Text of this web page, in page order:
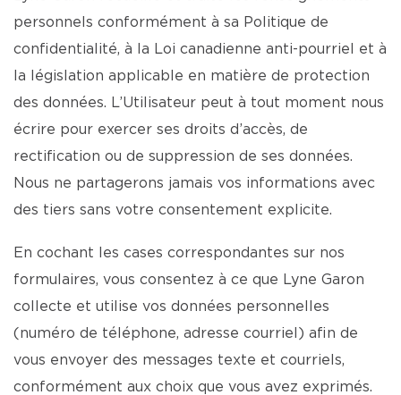
personnels conformément à sa Politique de
confidentialité, à la Loi canadienne anti-pourriel et à
la législation applicable en matière de protection
des données. L’Utilisateur peut à tout moment nous
écrire pour exercer ses droits d’accès, de
rectification ou de suppression de ses données.
Nous ne partagerons jamais vos informations avec
des tiers sans votre consentement explicite.
En cochant les cases correspondantes sur nos
formulaires, vous consentez à ce que Lyne Garon
collecte et utilise vos données personnelles
(numéro de téléphone, adresse courriel) afin de
vous envoyer des messages texte et courriels,
conformément aux choix que vous avez exprimés.